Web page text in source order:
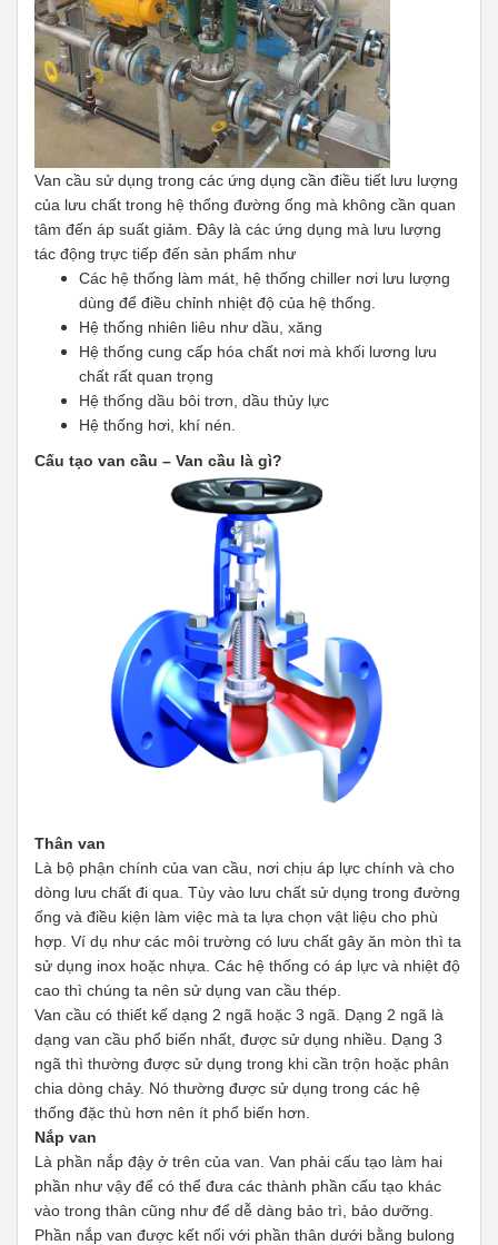
Van cầu sử dụng trong các ứng dụng cần điều tiết lưu lượng
của lưu chất trong hệ thống đường ống mà không cần quan
tâm đến áp suất giảm. Đây là các ứng dụng mà lưu lượng
tác động trực tiếp đến sản phẩm như
Các hệ thống làm mát, hệ thống chiller nơi lưu lượng
dùng để điều chỉnh nhiệt độ của hệ thống.
Hệ thống nhiên liêu như dầu, xăng
Hệ thống cung cấp hóa chất nơi mà khối lương lưu
chất rất quan trọng
Hệ thống dầu bôi trơn, dầu thủy lực
Hệ thống hơi, khí nén.
Cấu tạo van cầu – Van cầu là gì?
Thân van
Là bộ phận chính của van cầu, nơi chịu áp lực chính và cho
dòng lưu chất đi qua. Tùy vào lưu chất sử dụng trong đường
ống và điều kiện làm việc mà ta lựa chọn vật liệu cho phù
hợp. Ví dụ như các môi trường có lưu chất gây ăn mòn thì ta
sử dụng inox hoặc nhựa. Các hệ thống có áp lực và nhiệt độ
cao thì chúng ta nên sử dụng van cầu thép.
Van cầu có thiết kế dạng 2 ngã hoặc 3 ngã. Dạng 2 ngã là
dạng van cầu phổ biến nhất, được sử dụng nhiều. Dạng 3
ngã thì thường được sử dụng trong khi cần trộn hoặc phân
chia dòng chảy. Nó thường được sử dụng trong các hệ
thống đặc thù hơn nên ít phổ biến hơn.
Nắp van
Là phần nắp đậy ở trên của van. Van phải cấu tạo làm hai
phần như vậy để có thể đưa các thành phần cấu tạo khác
vào trong thân cũng như để dễ dàng bảo trì, bảo dưỡng.
Phần nắp van được kết nối với phần thân dưới bằng bulong